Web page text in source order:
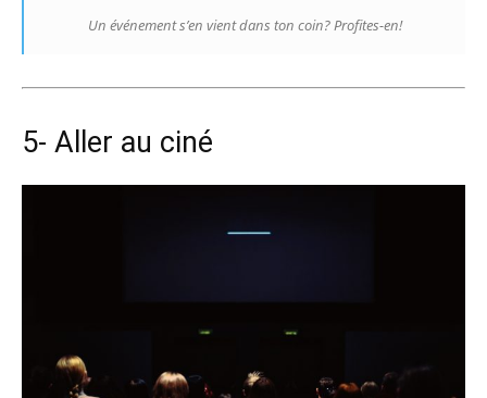
Un événement s’en vient dans ton coin? Profites-en!
5- Aller au ciné